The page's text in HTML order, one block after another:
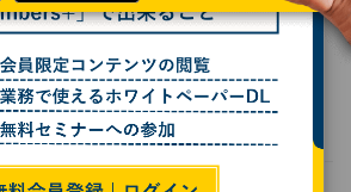
テムとJFEが協業、米国ロケ
見に新拠点